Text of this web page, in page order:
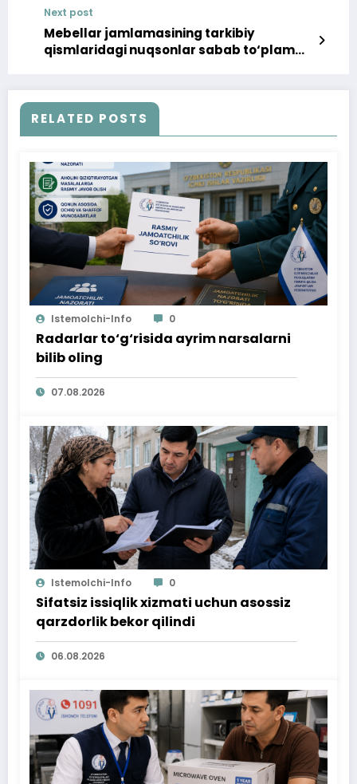
Next post
Mebellar jamlamasining tarkibiy
qismlaridagi nuqsonlar sabab to‘plam
RELATED POSTS
Istemolchi-Info 0
Radarlar to‘g‘risida ayrim narsalarni
bilib oling
07.08.2026
Istemolchi-Info 0
Sifatsiz issiqlik xizmati uchun asossiz
qarzdorlik bekor qilindi
06.08.2026